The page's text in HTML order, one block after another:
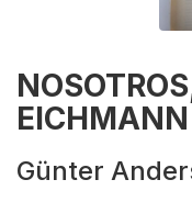
EICHMANN
Günter